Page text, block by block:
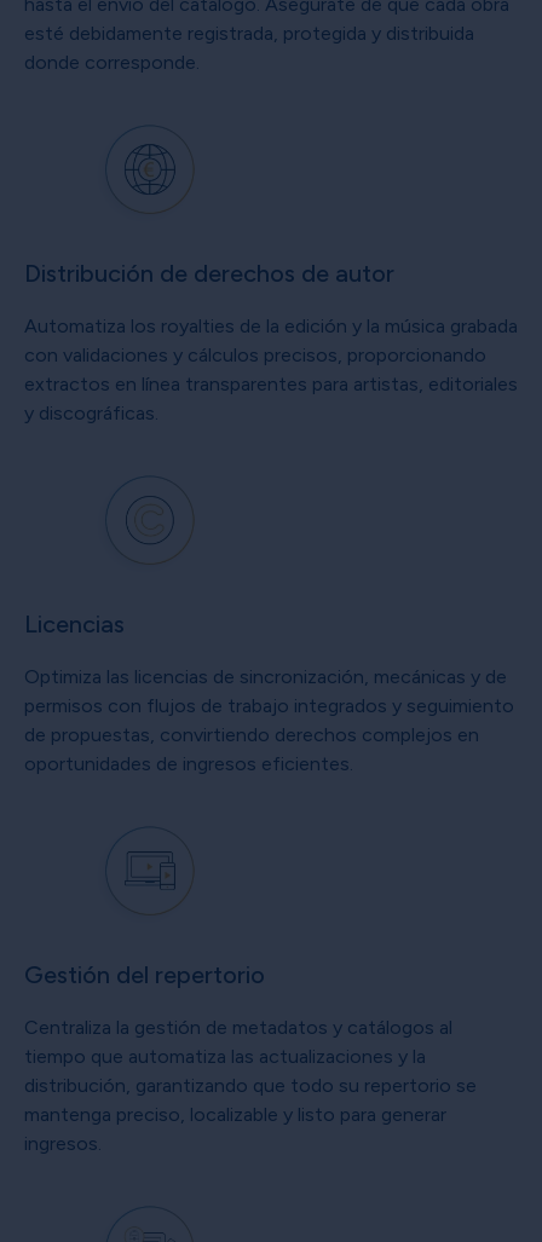
esté debidamente registrada, protegida y distribuida
donde corresponde.
Distribución de derechos de autor
Automatiza los royalties de la edición y la música grabada
con validaciones y cálculos precisos, proporcionando
extractos en línea transparentes para artistas, editoriales
y discográficas.
Licencias
Optimiza las licencias de sincronización, mecánicas y de
permisos con flujos de trabajo integrados y seguimiento
de propuestas, convirtiendo derechos complejos en
oportunidades de ingresos eficientes.
Gestión del repertorio
Centraliza la gestión de metadatos y catálogos al
tiempo que automatiza las actualizaciones y la
distribución, garantizando que todo su repertorio se
mantenga preciso, localizable y listo para generar
ingresos.